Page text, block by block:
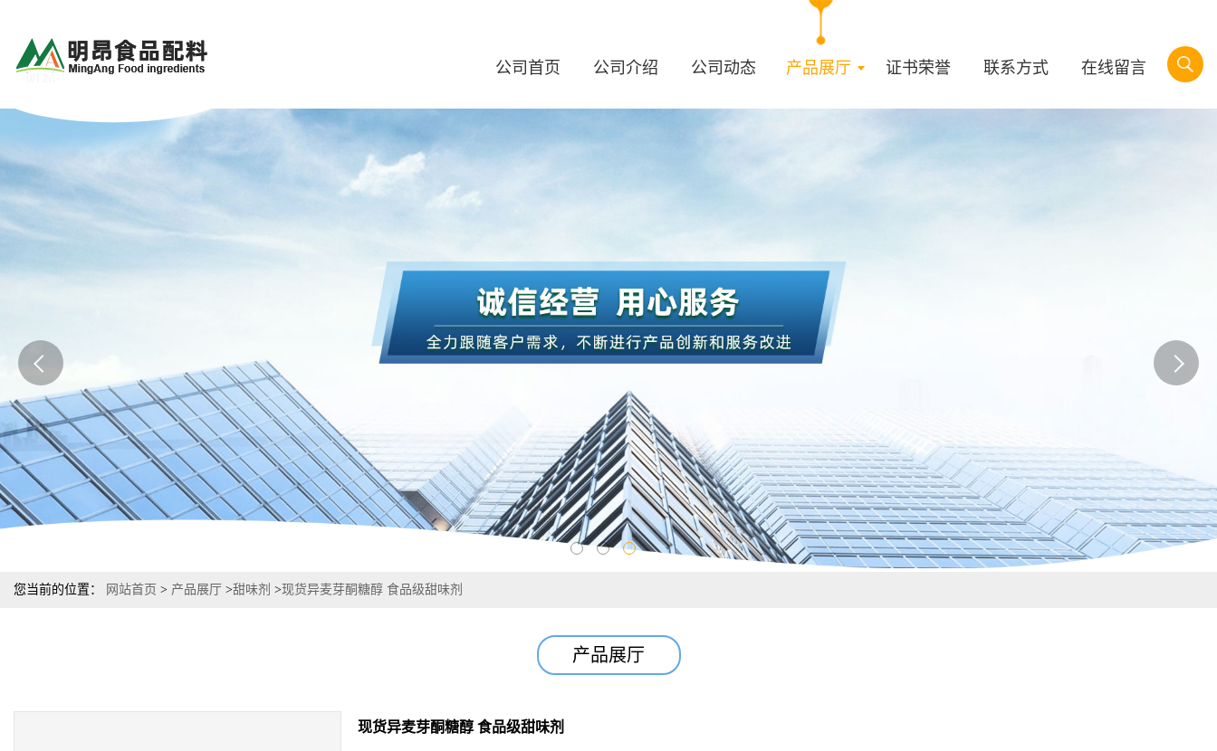
公司首页 公司介绍 公司动态 产品展厅 证书荣誉 联系方式 在线留言
您当前的位置： 网站首页 > 产品展厅 >甜味剂 >现货异麦芽酮糖醇 食品级甜味剂
产品展厅
现货异麦芽酮糖醇 食品级甜味剂